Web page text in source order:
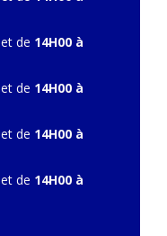
et de 14H00 à
et de 14H00 à
et de 14H00 à
et de 14H00 à